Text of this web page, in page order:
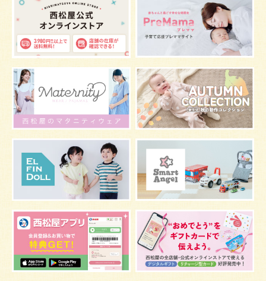
改善 枕 メニュー
グッズ お七夜 お宮参り 初節句
肌 抱っこ スキンケア お肌
マタニティウェア おしゃぶり 絵本 肌着
夜間断乳 お風呂 嫌がる うんち 髪の毛
視力 虫よけ
骨盤ベルトの基礎知識 骨盤ベルトの効果 栄養素
保存 マスク 予防
骨盤ベルトの注意点 感染症 双子
しこり おっぱい 水着 安全対策 おすすめ
マザーバッグ 予防注射 幼児期 アレルギー